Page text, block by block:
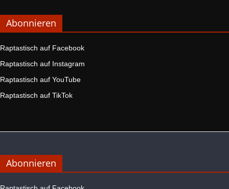
Abonnieren
Raptastisch auf Facebook
Raptastisch auf Instagram
Raptastisch auf YouTube
Raptastisch auf TikTok
Abonnieren